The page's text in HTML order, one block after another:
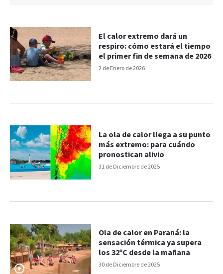
2 de Enero de 2026
El calor extremo dará un
respiro: cómo estará el tiempo
el primer fin de semana de 2026
31 de Diciembre de 2025
La ola de calor llega a su punto
más extremo: para cuándo
pronostican alivio
30 de Diciembre de 2025
Ola de calor en Paraná: la
sensación térmica ya supera
los 32ºC desde la mañana